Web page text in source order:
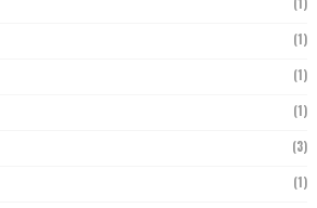
(1)
(1)
(1)
(3)
(1)